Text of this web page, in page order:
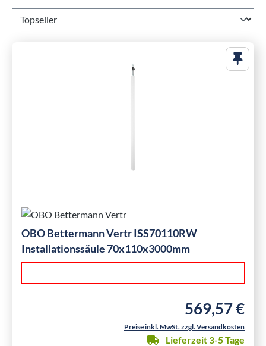
OBO Bettermann Vertr ISS70110RW
Installationssäule 70x110x3000mm
Regulärer Preis:
569,57 €
Preise inkl. MwSt. zzgl. Versandkosten
Lieferzeit 3-5 Tage